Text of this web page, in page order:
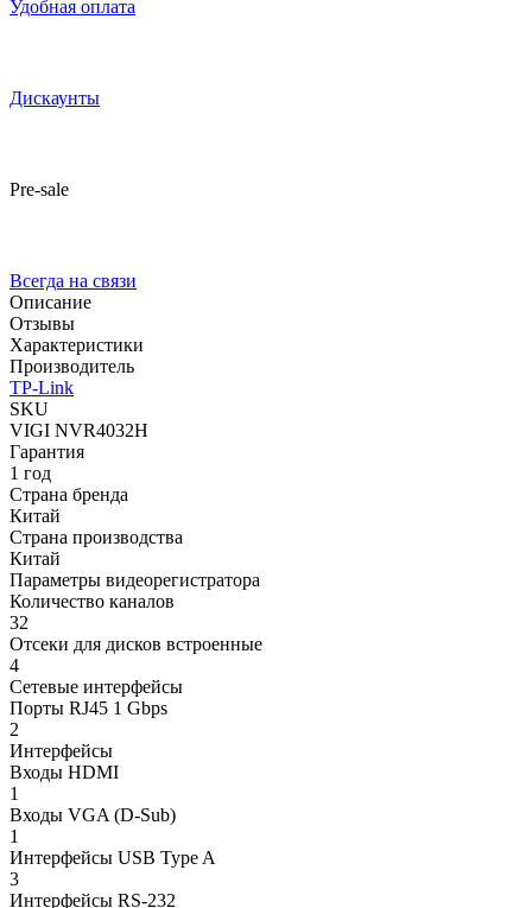
Удобная оплата
Дискаунты
Pre-sale
Всегда на связи
Описание
Отзывы
Характеристики
Производитель
TP-Link
SKU
VIGI NVR4032H
Гарантия
1 год
Страна бренда
Китай
Страна производства
Китай
Параметры видеорегистратора
Количество каналов
32
Отсеки для дисков встроенные
4
Сетевые интерфейсы
Порты RJ45 1 Gbps
2
Интерфейсы
Входы HDMI
1
Входы VGA (D-Sub)
1
Интерфейсы USB Type A
3
Интерфейсы RS-232